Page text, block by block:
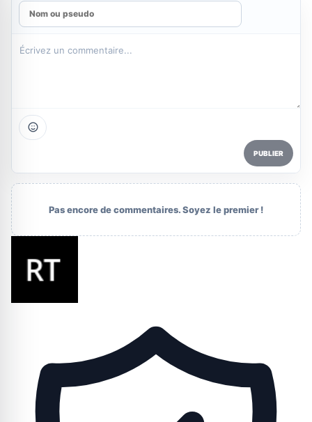
PUBLIER
Pas encore de commentaires. Soyez le premier !